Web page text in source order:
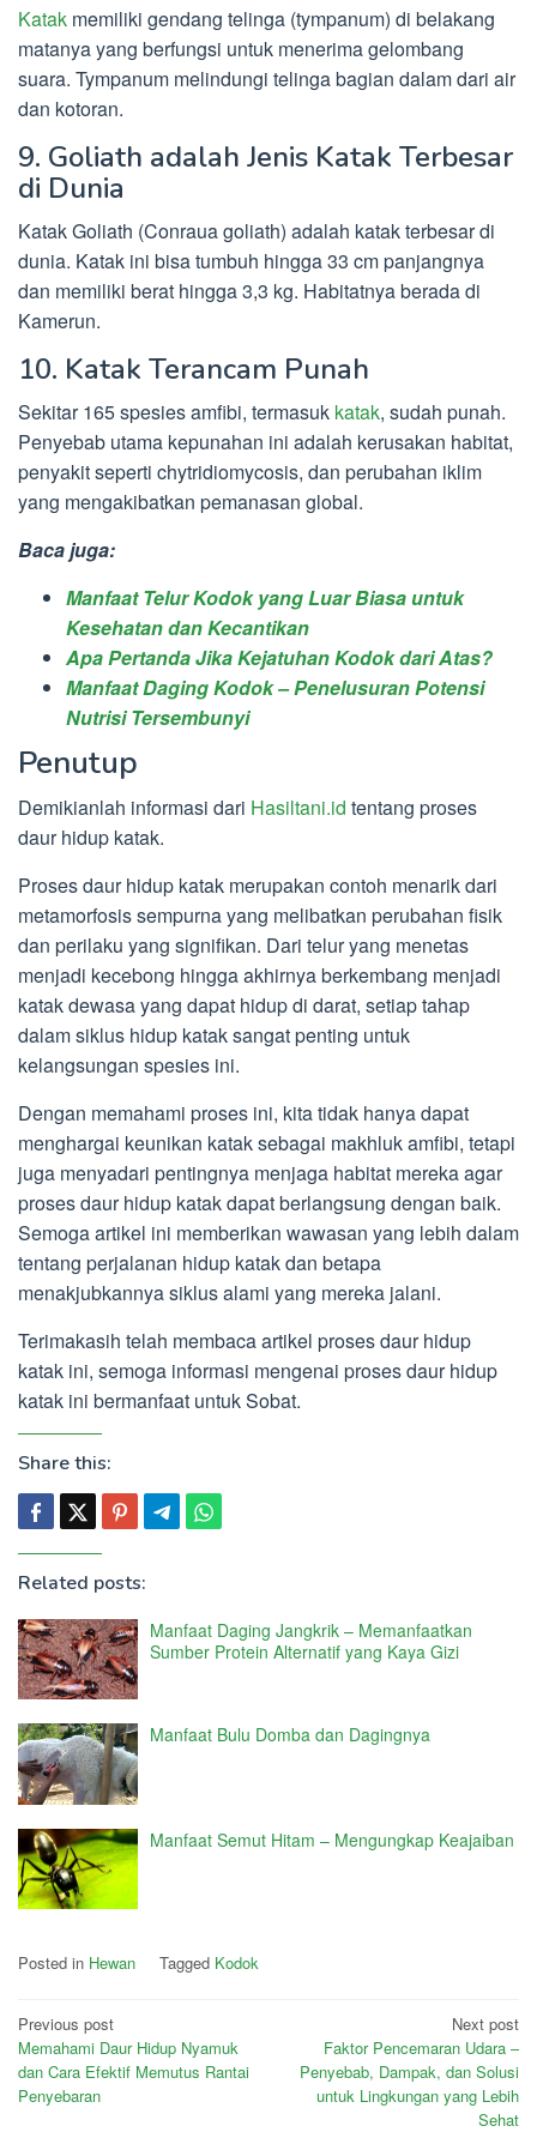
Katak memiliki gendang telinga (tympanum) di belakang
matanya yang berfungsi untuk menerima gelombang
suara. Tympanum melindungi telinga bagian dalam dari air
dan kotoran.
9. Goliath adalah Jenis Katak Terbesar
di Dunia
Katak Goliath (Conraua goliath) adalah katak terbesar di
dunia. Katak ini bisa tumbuh hingga 33 cm panjangnya
dan memiliki berat hingga 3,3 kg. Habitatnya berada di
Kamerun.
10. Katak Terancam Punah
Sekitar 165 spesies amfibi, termasuk katak, sudah punah.
Penyebab utama kepunahan ini adalah kerusakan habitat,
penyakit seperti chytridiomycosis, dan perubahan iklim
yang mengakibatkan pemanasan global.
Baca juga:
Manfaat Telur Kodok yang Luar Biasa untuk
Kesehatan dan Kecantikan
Apa Pertanda Jika Kejatuhan Kodok dari Atas?
Manfaat Daging Kodok – Penelusuran Potensi
Nutrisi Tersembunyi
Penutup
Demikianlah informasi dari Hasiltani.id tentang proses
daur hidup katak.
Proses daur hidup katak merupakan contoh menarik dari
metamorfosis sempurna yang melibatkan perubahan fisik
dan perilaku yang signifikan. Dari telur yang menetas
menjadi kecebong hingga akhirnya berkembang menjadi
katak dewasa yang dapat hidup di darat, setiap tahap
dalam siklus hidup katak sangat penting untuk
kelangsungan spesies ini.
Dengan memahami proses ini, kita tidak hanya dapat
menghargai keunikan katak sebagai makhluk amfibi, tetapi
juga menyadari pentingnya menjaga habitat mereka agar
proses daur hidup katak dapat berlangsung dengan baik.
Semoga artikel ini memberikan wawasan yang lebih dalam
tentang perjalanan hidup katak dan betapa
menakjubkannya siklus alami yang mereka jalani.
Terimakasih telah membaca artikel proses daur hidup
katak ini, semoga informasi mengenai proses daur hidup
katak ini bermanfaat untuk Sobat.
Share this:
Related posts:
Manfaat Daging Jangkrik – Memanfaatkan
Sumber Protein Alternatif yang Kaya Gizi
Manfaat Bulu Domba dan Dagingnya
Manfaat Semut Hitam – Mengungkap Keajaiban
Posted in Hewan Tagged Kodok
Post
navigation
Previous post
Memahami Daur Hidup Nyamuk
dan Cara Efektif Memutus Rantai
Penyebaran
Next post
Faktor Pencemaran Udara –
Penyebab, Dampak, dan Solusi
untuk Lingkungan yang Lebih
Sehat